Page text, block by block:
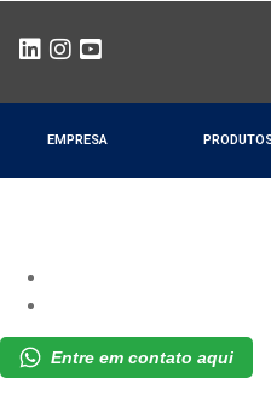
EMPRESA
Entre em contato aqui